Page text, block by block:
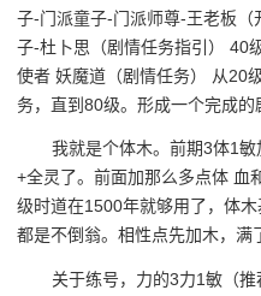
子-门派童子-门派师尊-王老板
子-杜卜思（剧情任务指引） 40
使者 妖魔道（剧情任务） 从20
务，直到80级。形成一个完成的
我就是个体木。前期3体1
+全灵了。前面加那么多点体 血
级时道在1500年就够用了，体
都是不倒翁。相性点先加木，满
关于练号，力的3力1敏（